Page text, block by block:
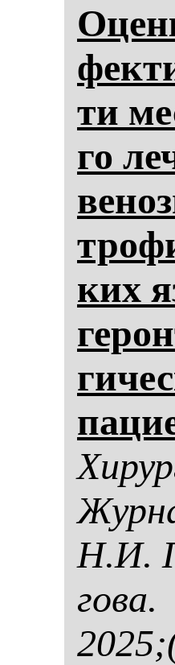
ти
го
ких
Н.И.
го­ва.